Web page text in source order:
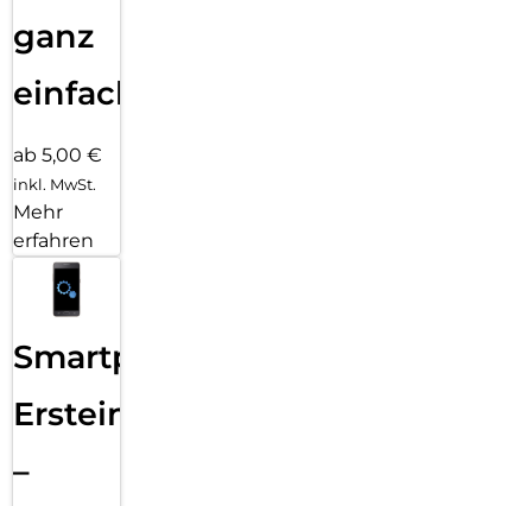
ganz
einfach
ab 5,00 €
inkl. MwSt.
Mehr
erfahren
Smartphone
Ersteinrichtung
–